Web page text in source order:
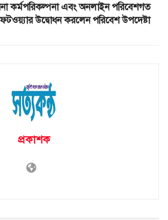
কর্মপরিকল্পনা এবং অনলাইন পরিবেশগত
উদ্বোধন করলেন পরিবেশ উপদেষ্টা
প্রকাশক